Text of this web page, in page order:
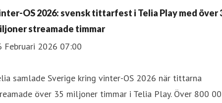
OS 2026: svensk tittarfest i Telia Play med över
streamade timmar
Februari 2026 07:00
samlade Sverige kring vinter-OS 2026 när tittarna
över 35 miljoner timmar i Telia Play. Över 800